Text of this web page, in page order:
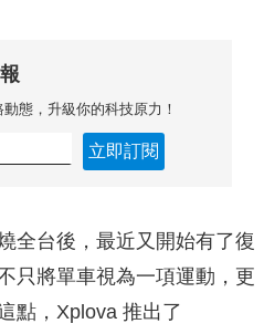
態，升級你的科技原力！
立即訂閱
全台後，最近又開始有了復
只將單車視為一項運動，更
點，Xplova 推出了